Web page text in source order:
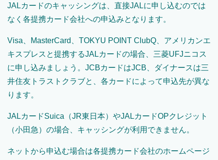
JALカードのキャッシングは、直接JALに申し込むのでは
なく各提携カード会社への申込みとなります。
Visa、MasterCard、TOKYU POINT ClubQ、アメリカンエ
キスプレスと提携するJALカードの場合、三菱UFJニコス
に申し込みましょう。JCBカードはJCB、ダイナースは三
井住友トラストクラブと、各カードによって申込先が異な
ります。
JALカードSuica（JR東日本）やJALカードOPクレジット
（小田急）の場合、キャッシングが利用できません。
ネットから申込む場合は各提携カード会社のホームページ